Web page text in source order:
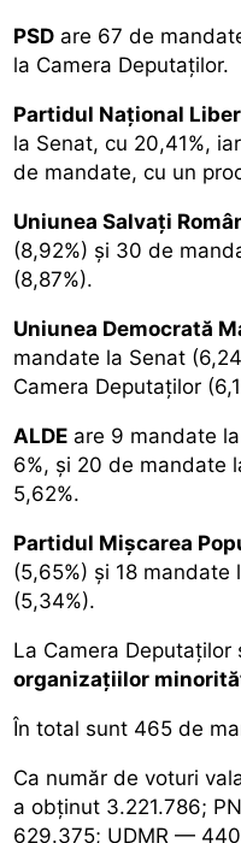
PSD are 67 de
la Camera Deputaților.
Partidul Național
la Senat, cu 20,41%,
de mandate, cu un
Uniunea Salvați
(8,92%) și 30 de
(8,87%).
Uniunea Democrată
mandate la Senat
Camera Deputaților
ALDE are 9 mandate
6%, și 20 de mandate
5,62%.
Partidul Mișcarea
(5,65%) și 18 mandate
(5,34%).
La Camera
organizațiilor
În total sunt 465 de
Ca număr de voturi
a obținut 3.221.786;
629.375; UDMR —